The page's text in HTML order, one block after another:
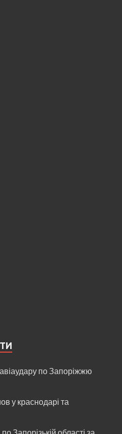
по Запоріжжю
у краснодарі та